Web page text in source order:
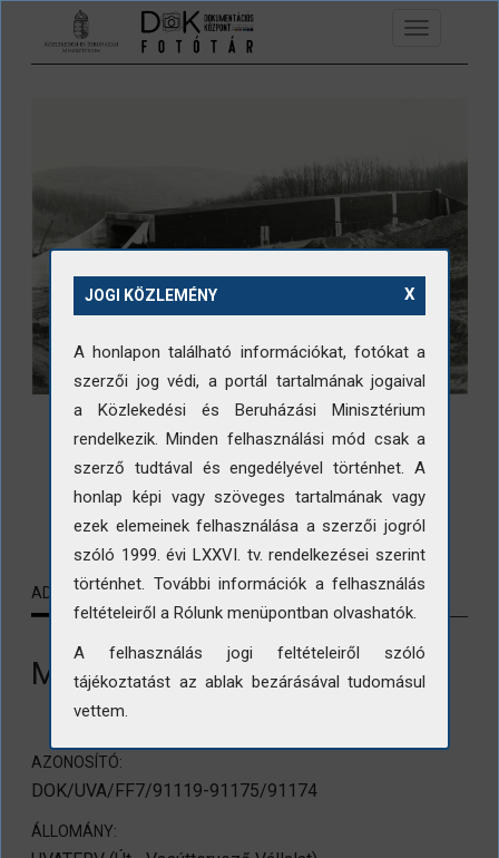
Ugrás a tartalomra
Toggle
navigation
LETÖLTÉS
ADATLAP KAPCSOLÓDÓ TARTALMAK
M3 autópálya építése
AZONOSÍTÓ:
DOK/UVA/FF7/91119-91175/91174
ÁLLOMÁNY:
X
JOGI KÖZLEMÉNY
A honlapon található információkat, fotókat a
szerzői jog védi, a portál tartalmának jogaival
a Közlekedési és Beruházási Minisztérium
rendelkezik. Minden felhasználási mód csak a
szerző tudtával és engedélyével történhet. A
honlap képi vagy szöveges tartalmának vagy
ezek elemeinek felhasználása a szerzői jogról
szóló 1999. évi LXXVI. tv. rendelkezései szerint
történhet. További információk a felhasználás
feltételeiről a Rólunk menüpontban olvashatók.
A felhasználás jogi feltételeiről szóló
tájékoztatást az ablak bezárásával tudomásul
vettem.